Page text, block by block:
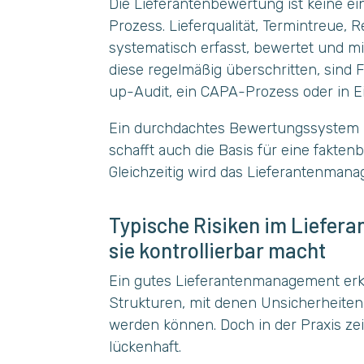
Die Lieferantenbewertung ist keine
Prozess. Lieferqualität, Termintreue,
systematisch erfasst, bewertet und
diese regelmäßig überschritten, sind
up-Audit, ein CAPA-Prozess oder in
Ein durchdachtes
schafft auch die Basis für eine
Gleichzeitig wird das
Typische Risiken im
sie kontrollierbar macht
Ein gutes Lieferantenmanagement
Strukturen, mit denen
werden können. Doch in der Praxis
lückenhaft.